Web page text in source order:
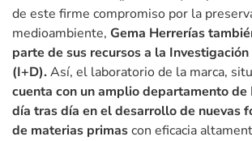
de este firme compromiso por la
medioambiente, Gema Herrerías
parte de sus recursos a la
(I+D). Así, el laboratorio de la marca,
cuenta con un amplio departamento
día tras día en el desarrollo de nuevas
de materias primascon eficacia